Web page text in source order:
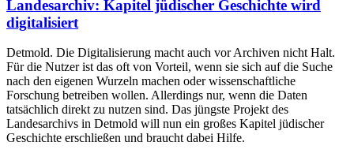
Landesarchiv: Kapitel jüdischer Geschichte wird
digitalisiert
Detmold. Die Digitalisierung macht auch vor Archiven nicht Halt.
Für die Nutzer ist das oft von Vorteil, wenn sie sich auf die Suche
nach den eigenen Wurzeln machen oder wissenschaftliche
Forschung betreiben wollen. Allerdings nur, wenn die Daten
tatsächlich direkt zu nutzen sind. Das jüngste Projekt des
Landesarchivs in Detmold will nun ein großes Kapitel jüdischer
Geschichte erschließen und braucht dabei Hilfe.